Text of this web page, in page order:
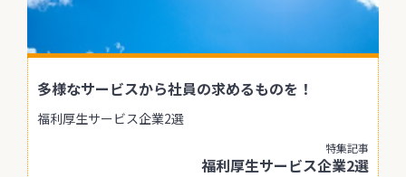
多様なサービスから社員の求めるものを！
福利厚生サービス企業2選
特集記事
福利厚生サービス企業2選